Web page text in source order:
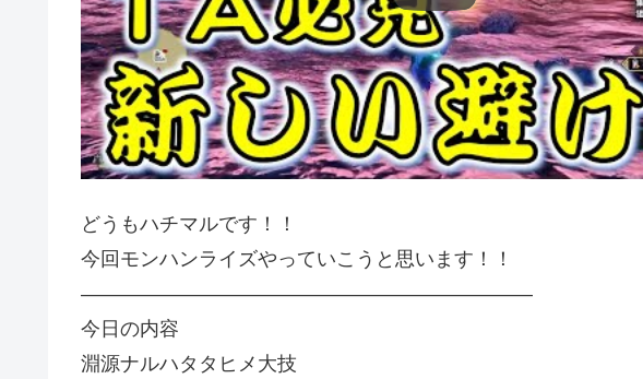
どうもハチマルです！！
今回モンハンライズやっていこうと思います！！
———————————————————————
今日の内容
淵源ナルハタタヒメ大技